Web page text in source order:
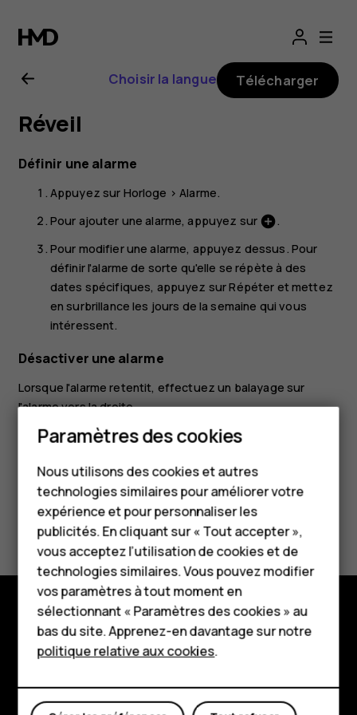
Guide
de
l'utilisateur
Nokia
5.3
Smartphones
Téléphones classiques
HMD Terra M
Pour les entreprises
Tablettes
Boutique
Mon compte
Choisir la langue Télécharger
Réveil
Définir une alarme
Appuyez sur Horloge >Alarme.
Pour ajouter une alarme, appuyez sur add_circle.
Pour modifier une alarme, appuyez dessus. Pour
définir l'alarme de sorte qu'elle se répète à des
dates spécifiques, appuyez surRépéter et mettez
en surbrillance les jours de la semaine qui vous
intéressent.
Désactiver une alarme
Lorsque l'alarme retentit, effectuez un balayage sur
l'alarme vers la droite.
Avez-vous trouvé cela utile?
Oui Non
Boutique
À propos
Planet and people
Paramètres des cookies
Nous utilisons des cookies et autres
technologies similaires pour améliorer votre
expérience et pour personnaliser les
publicités. En cliquant sur « Tout accepter »,
vous acceptez l’utilisation de cookies et de
technologies similaires. Vous pouvez modifier
vos paramètres à tout moment en
sélectionnant « Paramètres des cookies » au
bas du site. Apprenez-en davantage sur notre
politique relative aux cookies.